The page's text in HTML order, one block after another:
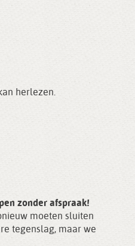
herlezen.
zonder afspraak!
moeten sluiten
tegenslag, maar we